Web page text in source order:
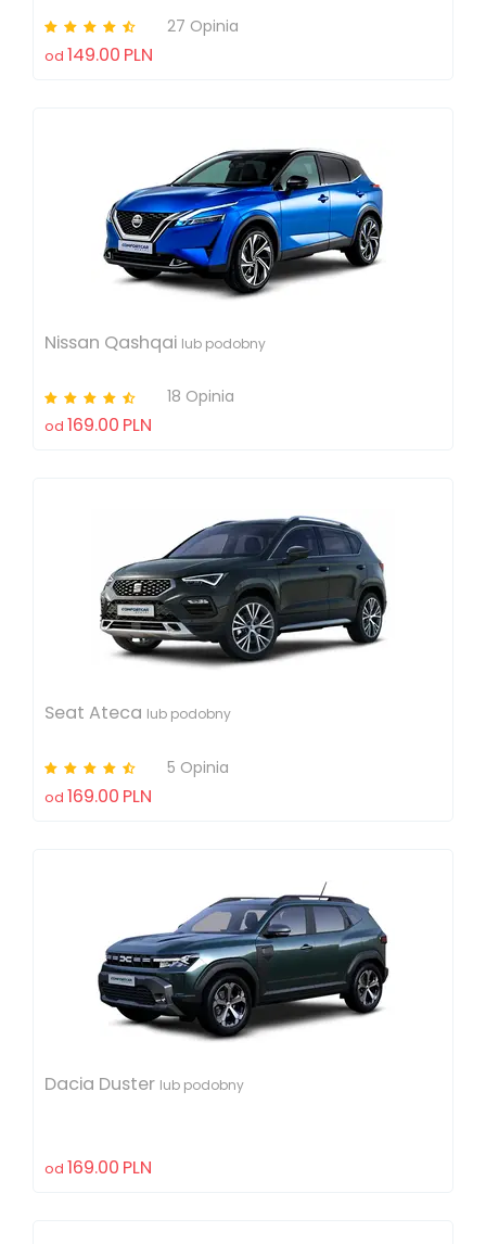
27 Opinia
od 149.00 PLN
Nissan Qashqai lub podobny
18 Opinia
od 169.00 PLN
Seat Ateca lub podobny
5 Opinia
od 169.00 PLN
Dacia Duster lub podobny
od 169.00 PLN